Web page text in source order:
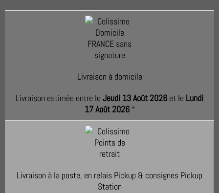
Livraison à domicile
Livraison estimée entre le Jeudi 13 Août 2026 et le Lundi
17 Août 2026 *
Livraison à la poste, en relais Pickup & consignes Pickup
Station